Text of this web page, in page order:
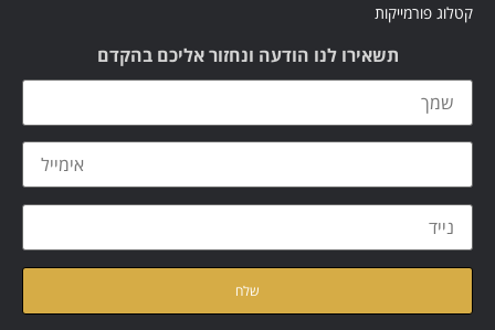
קטלוג פורמייקות
תשאירו לנו הודעה ונחזור אליכם בהקדם